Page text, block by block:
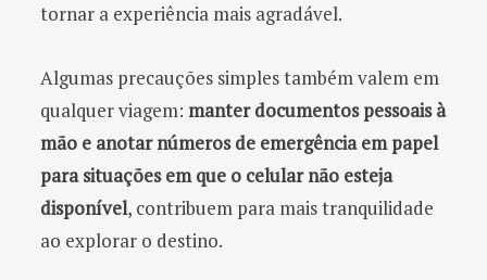
tornar a experiência mais agradável.
Algumas precauções simples também valem em
qualquer viagem: manter documentos pessoais à
mão e anotar números de emergência em papel
para situações em que o celular não esteja
disponível, contribuem para mais tranquilidade
ao explorar o destino.